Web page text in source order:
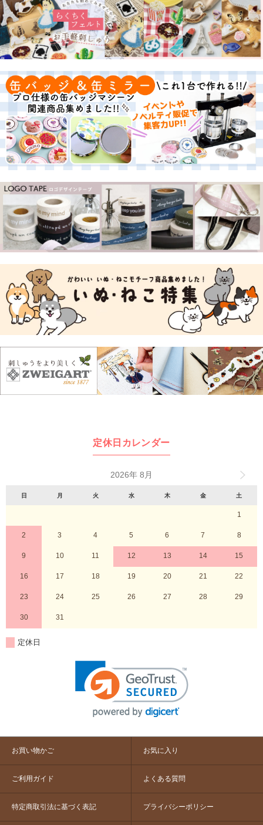
定休日カレンダー
2026年 8月
日 月 火 水 木 金 土
1
2 3 4 5 6 7 8
9 10 11 12 13 14 15
16 17 18 19 20 21 22
23 24 25 26 27 28 29
30 31
定休日
お買い物かご お気に入り
ご利用ガイド よくある質問
特定商取引法に基づく表記 プライバシーポリシー